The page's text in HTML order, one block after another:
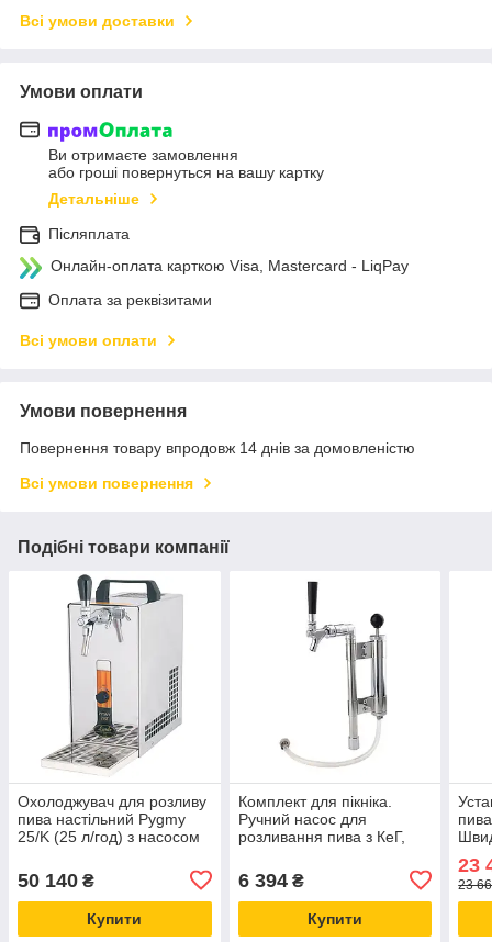
Всі умови доставки
Умови оплати
Ви отримаєте замовлення
або гроші повернуться на вашу картку
Детальніше
Післяплата
Онлайн-оплата карткою Visa, Mastercard - LiqPay
Оплата за реквізитами
Всі умови оплати
Умови повернення
Повернення товару впродовж 14 днів за домовленістю
Всі умови повернення
Подібні товари компанії
Охолоджувач для розливу
пива настільний Pygmy
25/K (25 л/год) з насосом
краном Lindr Чехія
50 140 ₴
Купити
Комплект для пікніка.
Ручний насос для
розливання пива з КеГ,
пивної кеги
6 394₴
Купити
кег
23
23